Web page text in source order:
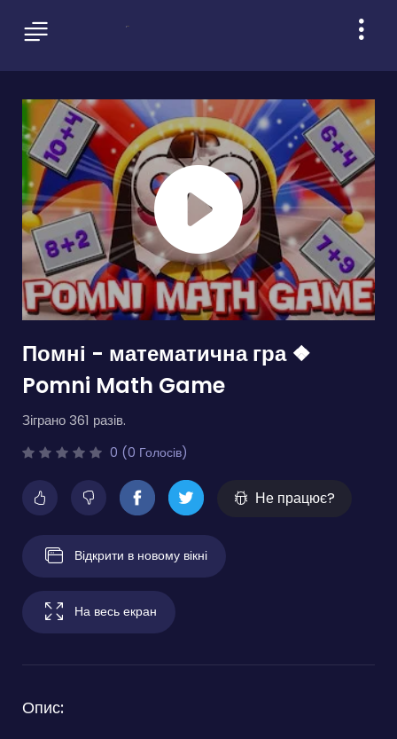
Помні - математична гра ❖
Pomni Math Game
Зіграно 361 разів.
0 (0 Голосів)
Не працює?
Відкрити в новому вікні
На весь екран
Опис: